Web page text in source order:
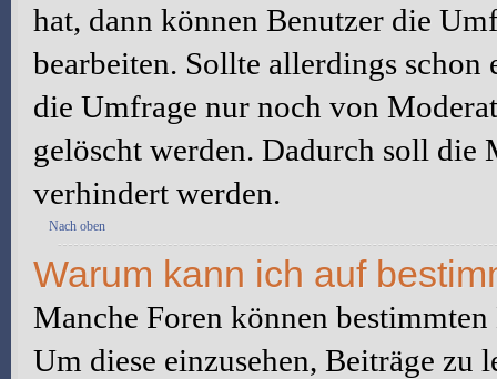
hat, dann können Benutzer die
bearbeiten. Sollte allerdings schon
die Umfrage nur noch von
gelöscht werden. Dadurch soll
verhindert werden.
Nach oben
Warum kann ich auf
Manche Foren können
Um diese einzusehen, Beiträge zu